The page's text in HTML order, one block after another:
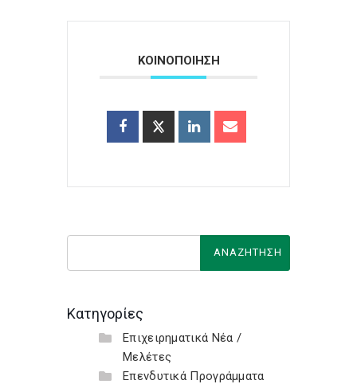
ΚΟΙΝΟΠΟΙΗΣΗ
Κατηγορίες
Επιχειρηματικά Νέα /
Μελέτες
Επενδυτικά Προγράμματα